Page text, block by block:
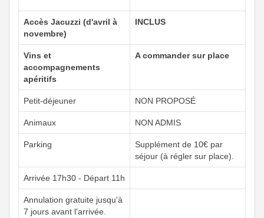
Accès Jacuzzi (d'avril à
novembre)
INCLUS
Vins et
accompagnements
apéritifs
A commander sur place
Petit-déjeuner NON PROPOSÉ
Animaux NON ADMIS
Parking
Supplément de 10€ par
séjour (à régler sur place).
Arrivée 17h30 - Départ 11h
Annulation gratuite jusqu'à
7 jours avant l'arrivée.